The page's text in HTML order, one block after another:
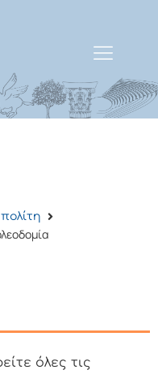
όλες τις